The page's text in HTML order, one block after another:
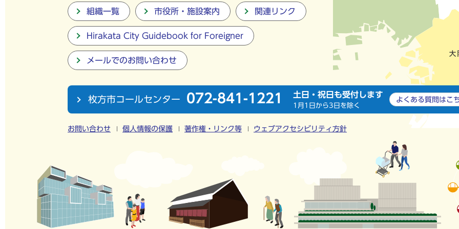
組織一覧 市役所・施設案内 関連リンク
Hirakata City Guidebook for Foreigner
メールでのお問い合わせ
枚方市コールセンター 072-841-1221 土日・祝日も受付します
1月1日から3日を除く
よくある質問は こ
お問い合わせ 個人情報の保護 著作権・リンク等 ウェブアクセシビリティ方針